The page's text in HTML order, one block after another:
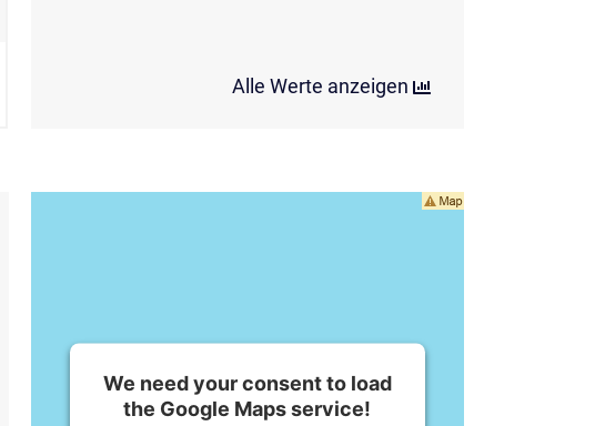
Alle Werte anzeigen
We need your consent to load
the Google Maps service!